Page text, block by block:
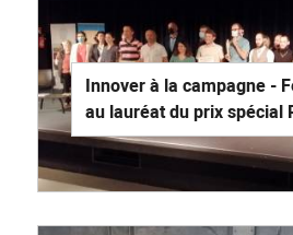
Innover à la campagne -
au lauréat du prix spécial